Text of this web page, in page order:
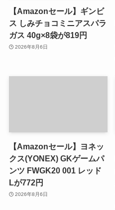
【Amazonセール】ギンビ
ス しみチョコミニアスパラ
ガス 40g×8袋が819円
2026年8月6日
【Amazonセール】ヨネッ
クス(YONEX) GKゲームパ
ンツ FWGK20 001 レッド
Lが772円
2026年8月6日